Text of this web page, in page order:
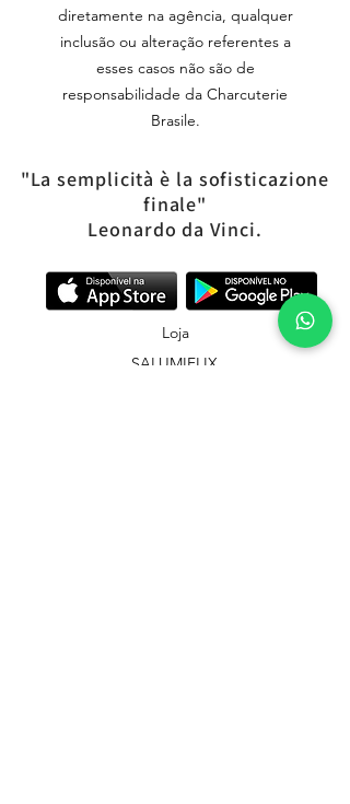
diretamente na agência, qualquer
inclusão ou alteração referentes a
esses casos não são de
responsabilidade da Charcuterie
Brasile.
"La semplicità è la sofisticazione
finale"
Leonardo da Vinci.
Loja
SALUMIFLIX